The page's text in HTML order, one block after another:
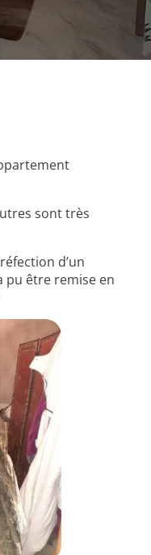
sont très
d’un
pu être remise en